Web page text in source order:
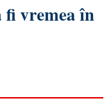
vremea în